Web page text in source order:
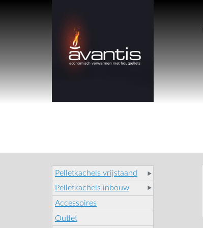
Pelletkachels vrijstaand
Pelletkachels inbouw
Accessoires
Outlet